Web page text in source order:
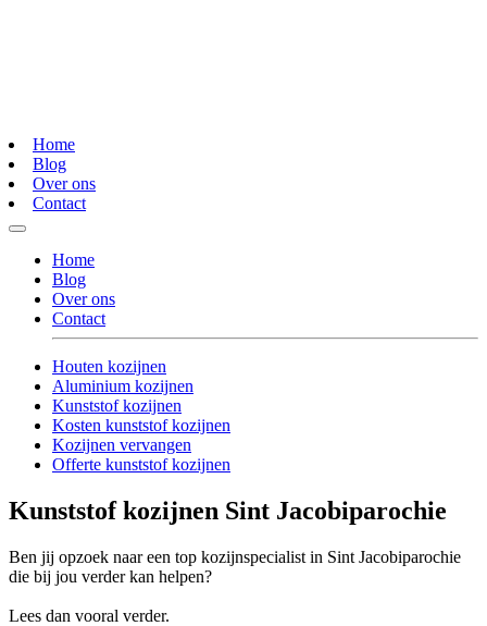
Home
Blog
Over ons
Contact
Home
Blog
Over ons
Contact
Houten kozijnen
Aluminium kozijnen
Kunststof kozijnen
Kosten kunststof kozijnen
Kozijnen vervangen
Offerte kunststof kozijnen
Kunststof kozijnen Sint Jacobiparochie
Ben jij opzoek naar een top kozijnspecialist in Sint Jacobiparochie
die bij jou verder kan helpen?
Lees dan vooral verder.